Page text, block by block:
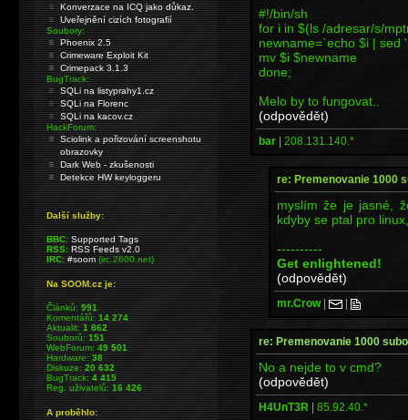
#!/bin/sh
for i in $(ls /adresar/s/
newname=`echo $i | sed
mv $i $newname
done;
Melo by to fungovat..
(odpovědět)
bar | 208.131.140.*
re: Premenovanie 1000
myslím že je jasné,
kdyby se ptal pro
----------
Get enlightened!
(odpovědět)
mr.Crow| |
re: Premenovanie 1000
No a nejde to v cmd?
(odpovědět)
H4UnT3R | 85.92.40.*
Konverzace na ICQ jako důkaz.
Uveřejnění cizích fotografií
Soubory:
Phoenix 2.5
Crimeware Exploit Kit
Crimepack 3.1.3
BugTrack:
SQLi na listyprahy1.cz
SQLi na Florenc
SQLi na kacov.cz
HackForum:
Sciolink a pořizování screenshotu
obrazovky
Dark Web - zkušenosti
Detekce HW keyloggeru
Další služby:
BBC: Supported Tags
RSS: RSS Feeds v2.0
IRC: #soom(irc.2600.net)
Na SOOM.cz je:
Článků:991
Komentářů:14 274
Aktualit:1 862
Souborů:151
WebForum:49 501
Hardware:38
Diskuze:20 632
BugTrack:4 415
Reg. uživatelů:16 426
A proběhlo: